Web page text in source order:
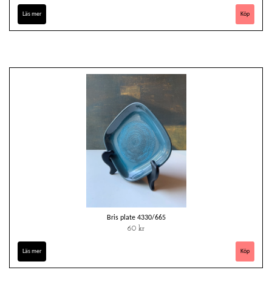
Läs mer
Bris plate 4330/665
60 kr
Läs mer